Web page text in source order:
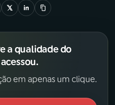
a qualidade do
em apenas um clique.